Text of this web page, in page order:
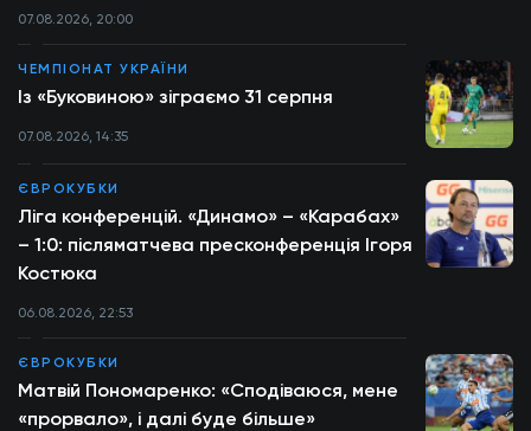
07.08.2026, 20:00
ЧЕМПІОНАТ УКРАЇНИ
Із «Буковиною» зіграємо 31 серпня
07.08.2026, 14:35
ЄВРОКУБКИ
Ліга конференцій. «Динамо» – «Карабах»
– 1:0: післяматчева пресконференція Ігоря
Костюка
06.08.2026, 22:53
ЄВРОКУБКИ
Матвій Пономаренко: «Сподіваюся, мене
«прорвало», і далі буде більше»